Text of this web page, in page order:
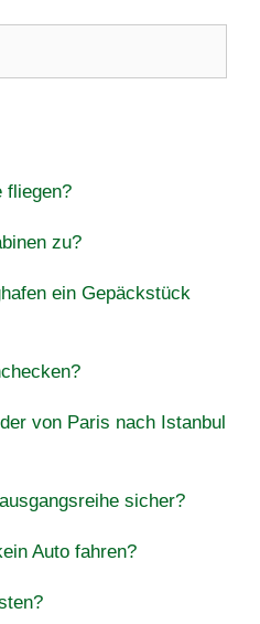
fliegen?
zu?
ein Gepäckstück
von Paris nach Istanbul
sicher?
Auto fahren?